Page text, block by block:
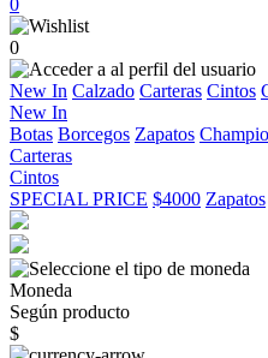
0
0
New In Calzado Carteras Cintos
New In
Botas Borcegos Zapatos
Carteras
Cintos
SPECIAL PRICE $4000 Zapatos
Moneda
Según producto
$